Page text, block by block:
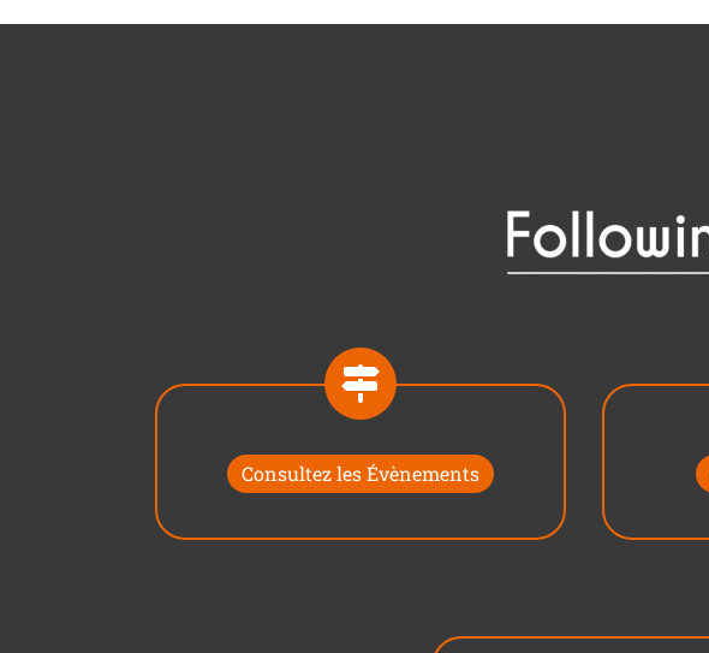
Consultez les Évènements